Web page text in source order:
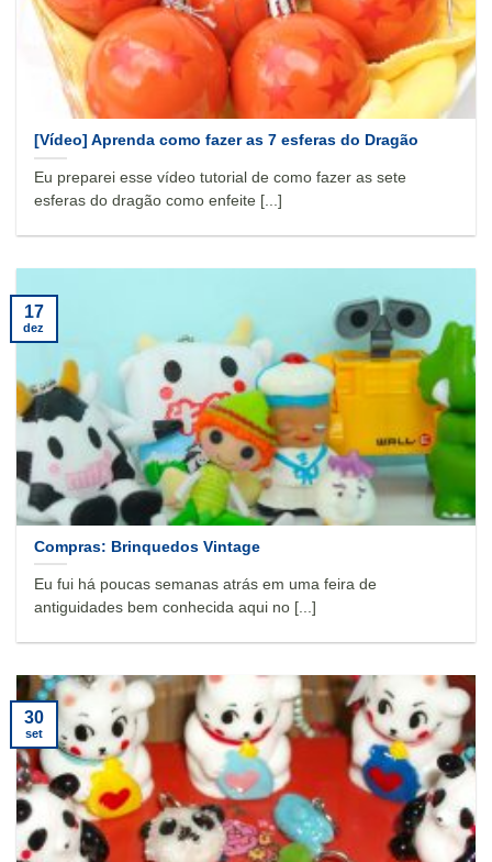
[Vídeo] Aprenda como fazer as 7 esferas do Dragão
Eu preparei esse vídeo tutorial de como fazer as sete
esferas do dragão como enfeite [...]
Compras: Brinquedos Vintage
Eu fui há poucas semanas atrás em uma feira de
antiguidades bem conhecida aqui no [...]
17
dez
30
set